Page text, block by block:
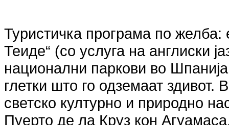
Туристичка програма по желба:
Теиде“ (со услуга на англиски
национални паркови во
глетки што го одземаат здивот.
светско културно и природно
Пуерто де ла Круз кон